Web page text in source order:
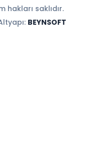
hakları saklıdır.
BEYNSOFT